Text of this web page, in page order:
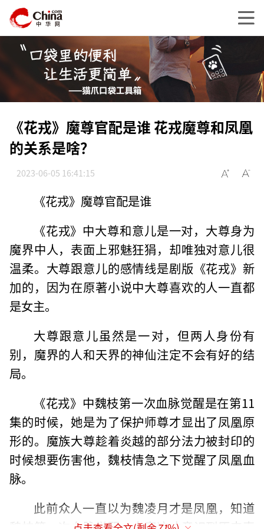
《花戎》魔尊官配是谁 花戎魔尊和凤凰
的关系是啥？
2023-06-05 16:41:15
《花戎》魔尊官配是谁
《花戎》中大尊和意儿是一对，大尊身为
魔界中人，表面上邪魅狂狷，却唯独对意儿很
温柔。大尊跟意儿的感情线是剧版《花戎》新
加的，因为在原著小说中大尊喜欢的人一直都
是女主。
大尊跟意儿虽然是一对，但两人身份有
别，魔界的人和天界的神仙注定不会有好的结
局。
《花戎》中魏枝第一次血脉觉醒是在第11
集的时候，她是为了保护师尊才显出了凤凰原
形的。魔族大尊趁着炎越的部分法力被封印的
时候想要伤害他，魏枝情急之下觉醒了凤凰血
脉。
此前众人一直以为魏凌月才是凤凰，知道